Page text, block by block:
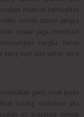
material berkualitas
roboh dalam jangka
sesuai juga membuat
rangka harus
yang kuat dan tahan lama
garis retak pada
kurang maksimal jika
ini biasanya terjadi